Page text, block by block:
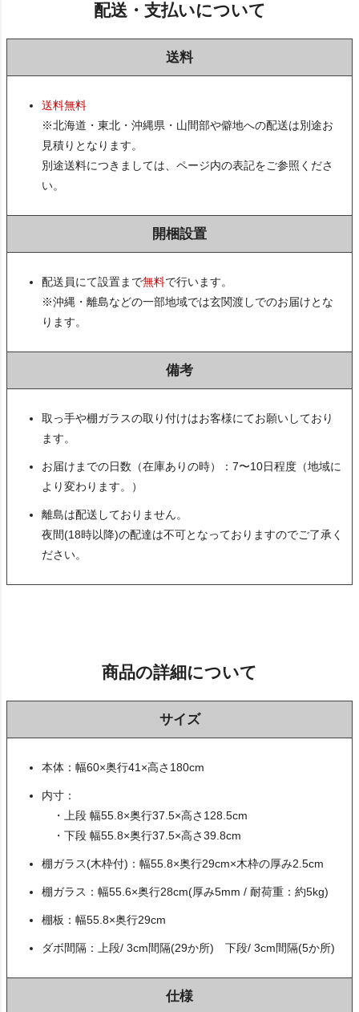
配送・支払いについて
送料
送料無料
※北海道・東北・沖縄県・山間部や僻地への配送は別途お
見積りとなります。
別途送料につきましては、ページ内の表記をご参照くださ
い。
開梱設置
配送員にて設置まで無料で行います。
※沖縄・離島などの一部地域では玄関渡しでのお届けとな
ります。
備考
取っ手や棚ガラスの取り付けはお客様にてお願いしており
ます。
お届けまでの日数（在庫ありの時）：7〜10日程度（地域に
より変わります。）
離島は配送しておりません。
夜間(18時以降)の配達は不可となっておりますのでご了承く
ださい。
商品の詳細について
サイズ
本体：幅60×奥行41×高さ180cm
内寸：
・上段 幅55.8×奥行37.5×高さ128.5cm
・下段 幅55.8×奥行37.5×高さ39.8cm
棚ガラス(木枠付)：幅55.8×奥行29cm×木枠の厚み2.5cm
棚ガラス：幅55.6×奥行28cm(厚み5mm / 耐荷重：約5kg)
棚板：幅55.8×奥行29cm
ダボ間隔：上段/ 3cm間隔(29か所) 下段/ 3cm間隔(5か所)
仕様